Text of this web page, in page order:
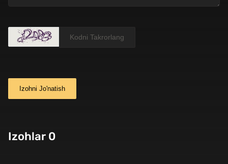
Izohni Jo'natish
Izohlar 0